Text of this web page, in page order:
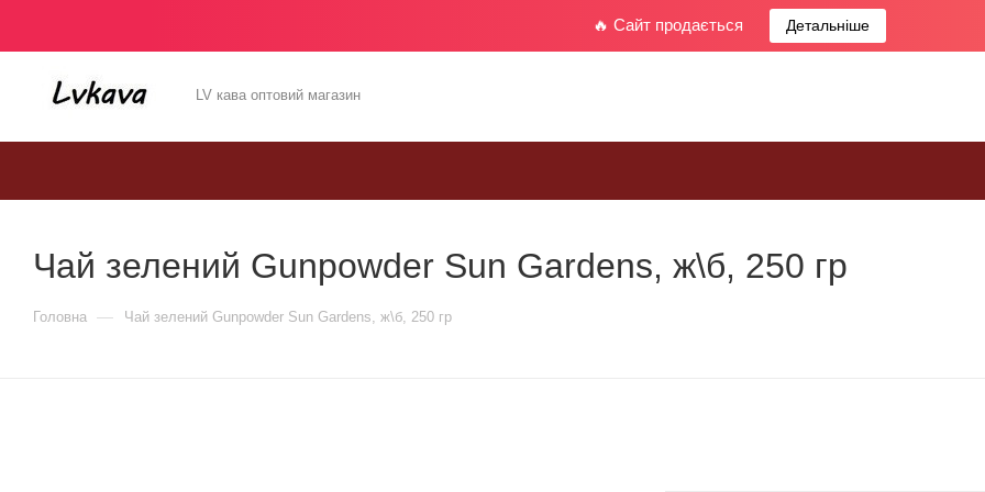
🔥 Сайт продається Детальніше
LV кава оптовий магазин
Чай зелений Gunpowder Sun Gardens, ж\б, 250 гр
Головна — Чай зелений Gunpowder Sun Gardens, ж\б, 250 гр